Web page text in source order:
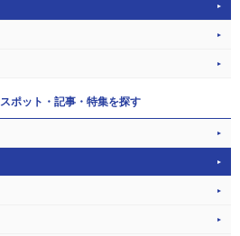
スポット・記事・特集を探す